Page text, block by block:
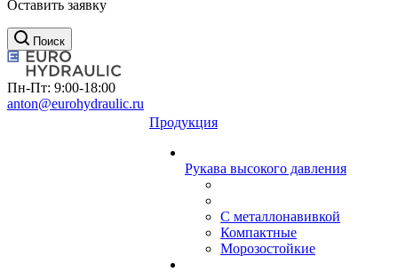
Оставить заявку
Поиск
Пн-Пт: 9:00-18:00
anton@eurohydraulic.ru
Продукция
Рукава высокого давления
С металлонавивкой
Компактные
Морозостойкие